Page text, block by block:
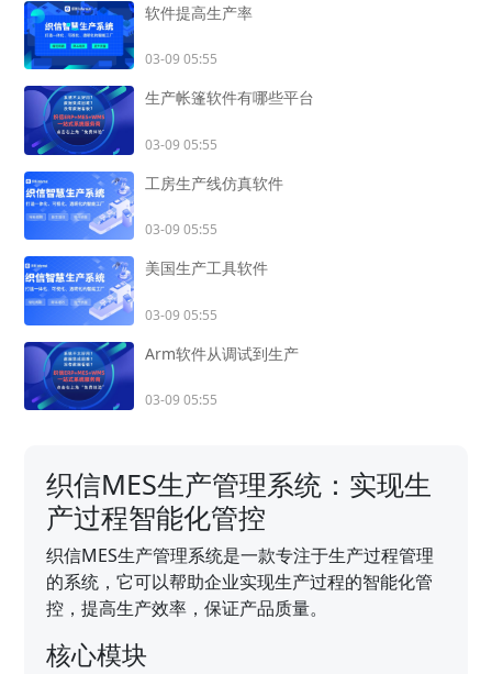
软件提高生产率
03-09 05:55
生产帐篷软件有哪些平台
03-09 05:55
工房生产线仿真软件
03-09 05:55
美国生产工具软件
03-09 05:55
Arm软件从调试到生产
03-09 05:55
织信MES生产管理系统：实现生
产过程智能化管控
织信MES生产管理系统是一款专注于生产过程管理
的系统，它可以帮助企业实现生产过程的智能化管
控，提高生产效率，保证产品质量。
核心模块